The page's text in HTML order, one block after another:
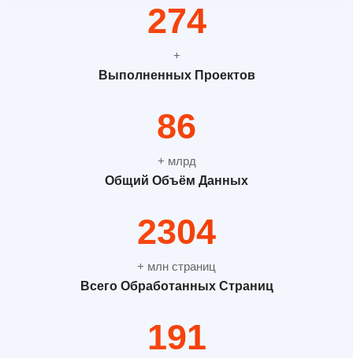
365
+
Выполненных Проектов
115
+ млрд
Общий Объём Данных
3072
+ млн страниц
Всего Обработанных Страниц
254